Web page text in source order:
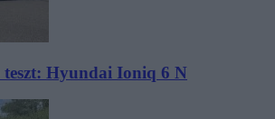
Hyundai Ioniq 6 N